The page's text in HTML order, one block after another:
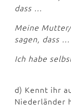
dass …
Meine
sagen, dass …
Ich habe
d) Kennt ihr
Niederländer